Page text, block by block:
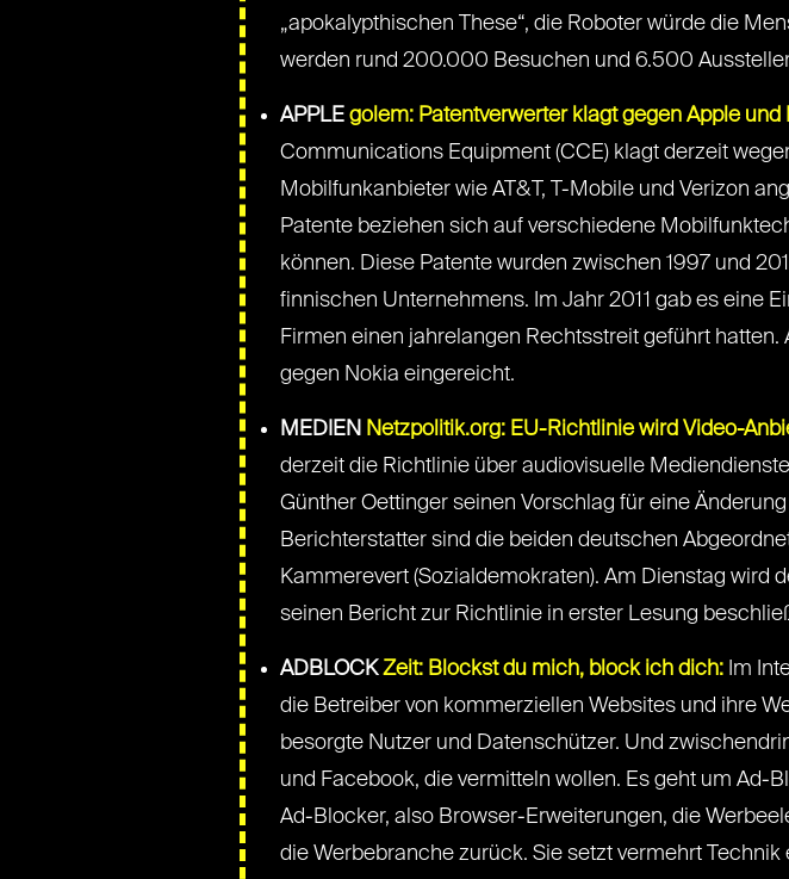
„apokalypthischen These“, die Roboter würde die
werden rund 200.000 Besuchen und 6.500
APPLE golem: Patentverwerter klagt gegen Apple
Communications Equipment (CCE) klagt derzeit
Mobilfunkanbieter wie AT&T, T-Mobile und Verizon
Patente beziehen sich auf verschiedene
können. Diese Patente wurden zwischen 1997 und
finnischen Unternehmens. Im Jahr 2011 gab es eine
Firmen einen jahrelangen Rechtsstreit geführt
gegen Nokia eingereicht.
MEDIEN Netzpolitik.org: EU-Richtlinie wird Video-
derzeit die Richtlinie über audiovisuelle
Günther Oettinger seinen Vorschlag für eine
Berichterstatter sind die beiden deutschen
Kammerevert (Sozialdemokraten). Am Dienstag
seinen Bericht zur Richtlinie in erster Lesung
ADBLOCKZeit: Blockst du mich, block ich dich:Im
die Betreiber von kommerziellen Websites und ihre
besorgte Nutzer und Datenschützer. Und
und Facebook, die vermitteln wollen. Es geht um Ad-
Ad-Blocker, also Browser-Erweiterungen, die
die Werbebranche zurück. Sie setzt vermehrt